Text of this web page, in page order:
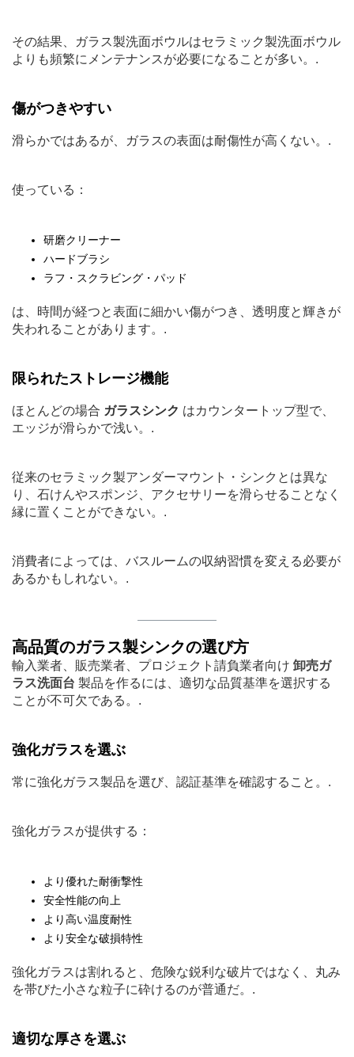
その結果、ガラス製洗面ボウルはセラミック製洗面ボウル
よりも頻繁にメンテナンスが必要になることが多い。.
傷がつきやすい
滑らかではあるが、ガラスの表面は耐傷性が高くない。.
使っている：
研磨クリーナー
ハードブラシ
ラフ・スクラビング・パッド
は、時間が経つと表面に細かい傷がつき、透明度と輝きが
失われることがあります。.
限られたストレージ機能
ほとんどの場合 ガラスシンク はカウンタートップ型で、
エッジが滑らかで浅い。.
従来のセラミック製アンダーマウント・シンクとは異な
り、石けんやスポンジ、アクセサリーを滑らせることなく
縁に置くことができない。.
消費者によっては、バスルームの収納習慣を変える必要が
あるかもしれない。.
高品質のガラス製シンクの選び方
輸入業者、販売業者、プロジェクト請負業者向け 卸売ガ
ラス洗面台 製品を作るには、適切な品質基準を選択する
ことが不可欠である。.
強化ガラスを選ぶ
常に強化ガラス製品を選び、認証基準を確認すること。.
強化ガラスが提供する：
より優れた耐衝撃性
安全性能の向上
より高い温度耐性
より安全な破損特性
強化ガラスは割れると、危険な鋭利な破片ではなく、丸み
を帯びた小さな粒子に砕けるのが普通だ。.
適切な厚さを選ぶ